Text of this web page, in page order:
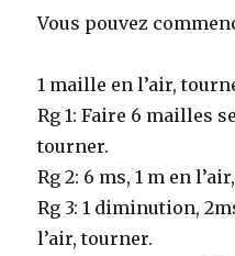
Vous pouvez
1 maille en l’air,
Rg 1: Faire 6 mailles
tourner.
Rg 2: 6 ms, 1 m en
Rg 3: 1 diminution,
l’air, tourner.